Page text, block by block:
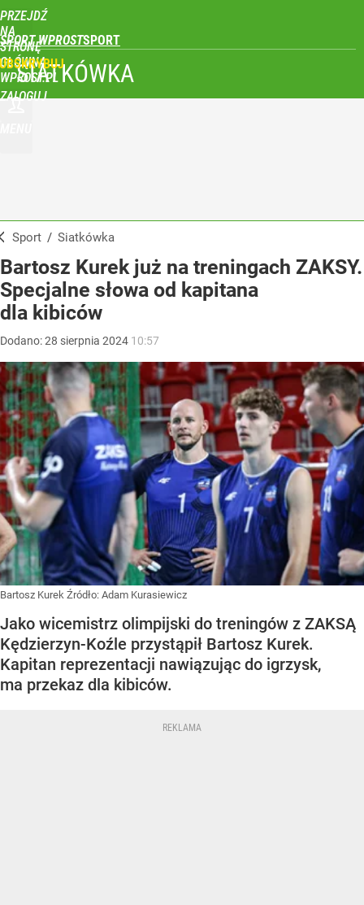
PRZEJDŹ
NA
STRONĘ
GŁÓWNĄ
WPROST.PL
SPORT WPROST
ZALOGUJ
SIATKÓWKA
Sport / Siatkówka
Bartosz Kurek już na treningach ZAKSY.
Specjalne słowa od kapitana
dla kibiców
Dodano:28 sierpnia 2024 10:57
Bartosz Kurek Źródło: Adam Kurasiewicz
Jako wicemistrz olimpijski do treningów z ZAKSĄ
Kędzierzyn-Koźle przystąpił Bartosz Kurek.
Kapitan reprezentacji nawiązując do igrzysk,
ma przekaz dla kibiców.